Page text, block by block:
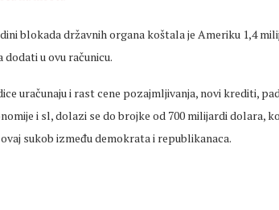
blokada državnih organa koštala je Ameriku 1,4
u ovu računicu.
uračunaju i rast cene pozajmljivanja, novi krediti,
i sl, dolazi se do brojke od 700 milijardi dolara,
sukob između demokrata i republikanaca.